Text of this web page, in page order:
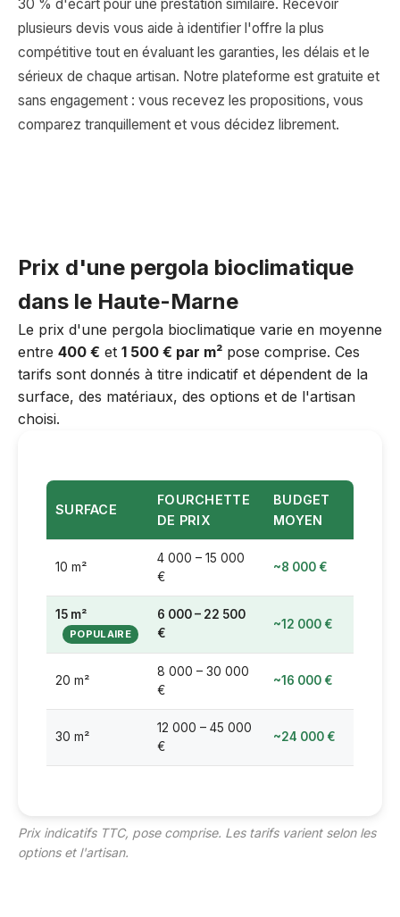
30 % d'écart pour une prestation similaire. Recevoir
plusieurs devis vous aide à identifier l'offre la plus
compétitive tout en évaluant les garanties, les délais et le
sérieux de chaque artisan. Notre plateforme est gratuite et
sans engagement : vous recevez les propositions, vous
comparez tranquillement et vous décidez librement.
Prix d'une pergola bioclimatique
dans le Haute-Marne
Le prix d'une pergola bioclimatique varie en moyenne
entre 400 € et 1 500 € par m² pose comprise. Ces
tarifs sont donnés à titre indicatif et dépendent de la
surface, des matériaux, des options et de l'artisan
choisi.
SURFACE
FOURCHETTE
DE PRIX
BUDGET
MOYEN
10 m²
4 000 – 15 000
€
~8 000 €
15 m²
6 000 – 22 500
€
~12 000 €
20 m²
8 000 – 30 000
€
~16 000 €
30 m²
12 000 – 45 000
€
~24 000 €
Prix indicatifs TTC, pose comprise. Les tarifs varient selon les
options et l'artisan.